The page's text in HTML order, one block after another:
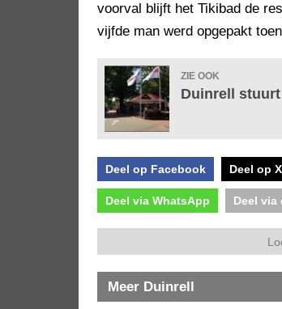
voorval blijft het Tikibad de
vijfde man werd opgepakt
ZIE OOK
Duinrell
Deel op Facebook Deel op X
Deel via WhatsApp Deel via
Meer Duinrell